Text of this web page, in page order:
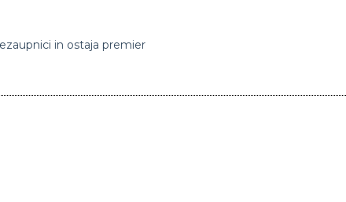
in ostaja premier